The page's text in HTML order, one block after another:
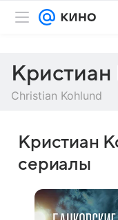
Christian Kohlund
Кристиан
сериалы